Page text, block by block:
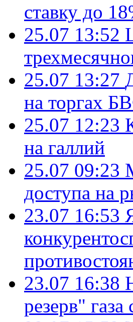
ставку до
25.07 13:52
25.07 13:27
на торгах
25.07 12:23
на галлий
25.07 09:23
доступа на
23.07 16:53
23.07 16:38
резерв" газа